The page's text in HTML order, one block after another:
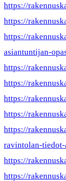
https://
https://
https://
asiantuntijan-
https://
https://
https://
https://
https://
ravintolan-
https://
https://